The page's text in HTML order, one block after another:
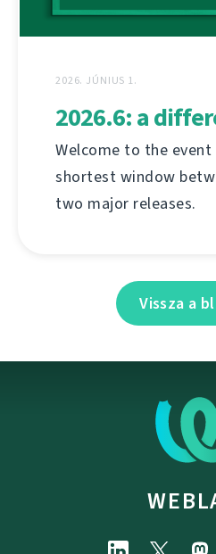
2026. JÚNIUS 1.
2026.6: a
Welcome to the
shortest window
two major releases.
Vissza a